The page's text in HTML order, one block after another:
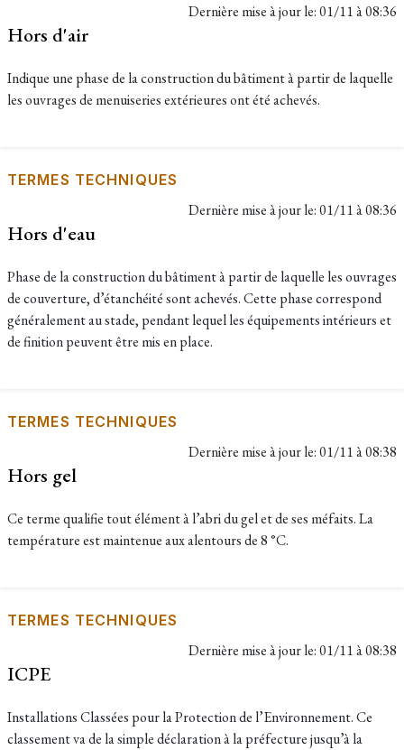
Dernière mise à jour le:01/11 à 08:36
Hors d'air
Indique une phase de la construction du bâtiment à partir de laquelle
les ouvrages de menuiseries extérieures ont été achevés.
TERMES TECHNIQUES
Dernière mise à jour le:01/11 à 08:36
Hors d'eau
Phase de la construction du bâtiment à partir de laquelle les ouvrages
de couverture, d’étanchéité sont achevés. Cette phase correspond
généralement au stade, pendant lequel les équipements intérieurs et
de finition peuvent être mis en place.
TERMES TECHNIQUES
Dernière mise à jour le:01/11 à 08:38
Hors gel
Ce terme qualifie tout élément à l’abri du gel et de ses méfaits. La
température est maintenue aux alentours de 8 °C.
TERMES TECHNIQUES
Dernière mise à jour le:01/11 à 08:38
ICPE
Installations Classées pour la Protection de l’Environnement. Ce
classement va de la simple déclaration à la préfecture jusqu’à la